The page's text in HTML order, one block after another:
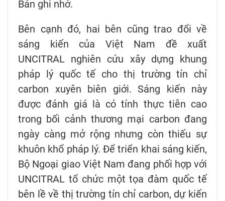
Bản ghi nhớ.
Bên cạnh đó, hai bên cũng trao đổi về
sáng kiến của Việt Nam đề xuất
UNCITRAL nghiên cứu xây dựng khung
pháp lý quốc tế cho thị trường tín chỉ
carbon xuyên biên giới. Sáng kiến này
được đánh giá là có tính thực tiễn cao
trong bối cảnh thương mại carbon đang
ngày càng mở rộng nhưng còn thiếu sự
khuôn khổ pháp lý. Để triển khai sáng kiến,
Bộ Ngoại giao Việt Nam đang phối hợp với
UNCITRAL tổ chức một tọa đàm quốc tế
bên lề về thị trường tín chỉ carbon, dự kiến